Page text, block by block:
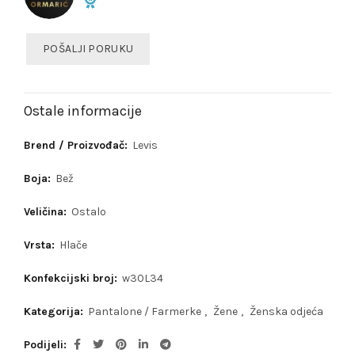
POŠALJI PORUKU
Ostale informacije
Brend / Proizvođač: Levis
Boja: Bež
Veličina: Ostalo
Vrsta: Hlače
Konfekcijski broj: w30L34
Kategorija: Pantalone / Farmerke , Žene , Ženska odjeća
Podijeli